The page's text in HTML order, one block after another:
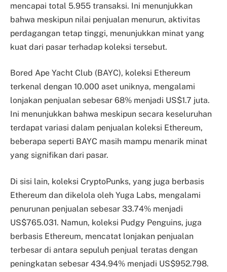
mencapai total 5.955 transaksi. Ini menunjukkan
bahwa meskipun nilai penjualan menurun, aktivitas
perdagangan tetap tinggi, menunjukkan minat yang
kuat dari pasar terhadap koleksi tersebut.
Bored Ape Yacht Club (BAYC), koleksi Ethereum
terkenal dengan 10.000 aset uniknya, mengalami
lonjakan penjualan sebesar 68% menjadi US$1.7 juta.
Ini menunjukkan bahwa meskipun secara keseluruhan
terdapat variasi dalam penjualan koleksi Ethereum,
beberapa seperti BAYC masih mampu menarik minat
yang signifikan dari pasar.
Di sisi lain, koleksi CryptoPunks, yang juga berbasis
Ethereum dan dikelola oleh Yuga Labs, mengalami
penurunan penjualan sebesar 33.74% menjadi
US$765.031. Namun, koleksi Pudgy Penguins, juga
berbasis Ethereum, mencatat lonjakan penjualan
terbesar di antara sepuluh penjual teratas dengan
peningkatan sebesar 434.94% menjadi US$952.798.